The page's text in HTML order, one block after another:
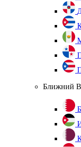
Ближний